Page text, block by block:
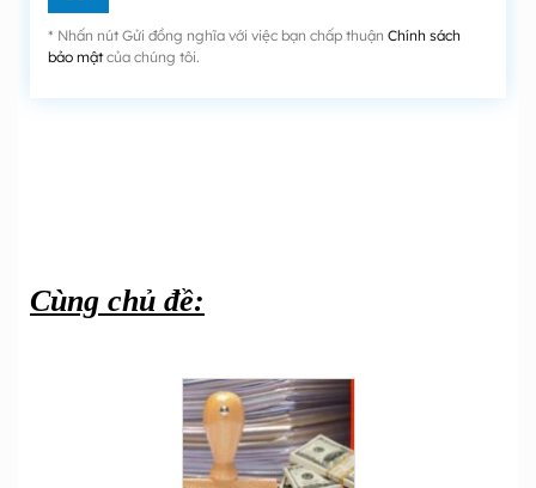
* Nhấn nút Gửi đồng nghĩa với việc bạn chấp thuận Chính sách
bảo mậtcủa chúng tôi.
Cùng chủ đề: